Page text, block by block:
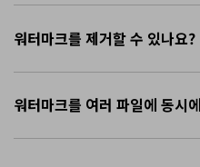
워터마크를 제거할 수 있나요?
워터마크를 여러 파일에 동시